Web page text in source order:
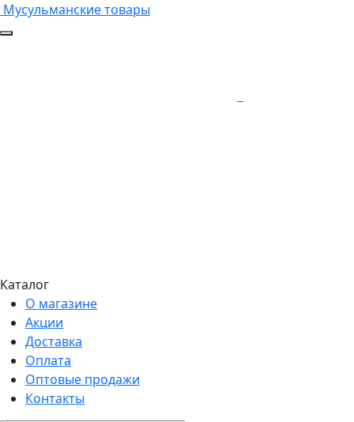
Мусульманские товары
Каталог
О магазине
Акции
Доставка
Оплата
Оптовые продажи
Контакты